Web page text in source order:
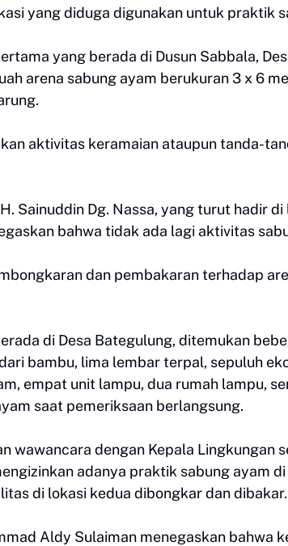
yang diduga digunakan untuk praktik
yang berada di Dusun Sabbala,
arena sabung ayam berukuran 3 x 6
aktivitas keramaian ataupun tanda-
Sainuddin Dg. Nassa, yang turut hadir
bahwa tidak ada lagi aktivitas
dan pembakaran terhadap
di Desa Bategulung, ditemukan
bambu, lima lembar terpal, sepuluh
empat unit lampu, dua rumah lampu,
saat pemeriksaan berlangsung.
wawancara dengan Kepala Lingkungan
adanya praktik sabung ayam
di lokasi kedua dibongkar dan dibakar.
Aldy Sulaiman menegaskan bahwa